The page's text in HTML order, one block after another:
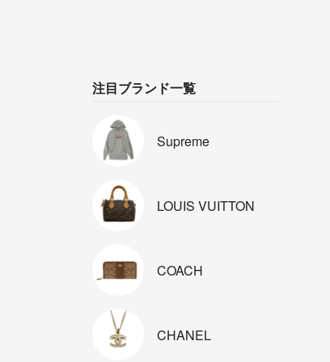
注目ブランド一覧
Supreme
LOUIS VUITTON
COACH
CHANEL